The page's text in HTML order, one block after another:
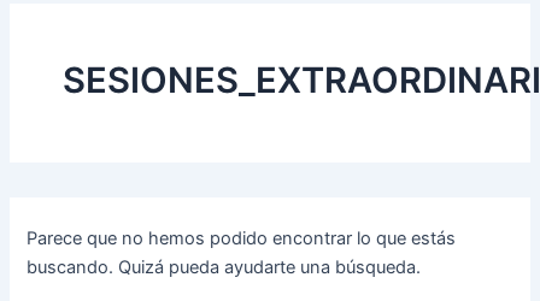
Parece que no hemos podido encontrar lo que estás
buscando. Quizá pueda ayudarte una búsqueda.